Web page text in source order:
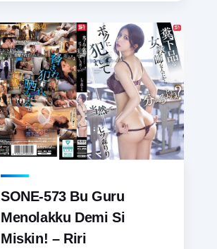
SONE-573 Bu Guru
Menolakku Demi Si
Miskin! – Riri